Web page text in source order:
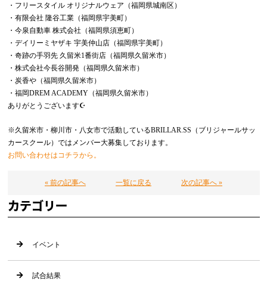
・フリースタイル オリジナルウェア（福岡県城南区）
・有限会社 隆谷工業（福岡県宇美町）
・今泉自動車 株式会社（福岡県須恵町）
・デイリーミヤザキ 宇美仲山店（福岡県宇美町）
・奇跡の手羽先 久留米1番街店（福岡県久留米市）
・株式会社今長谷開発（福岡県久留米市）
・炭香や（福岡県久留米市）
・福岡DREM ACADEMY（福岡県久留米市）
ありがとうございます☪️
※久留米市・柳川市・八女市で活動しているBRILLAR.SS（ブリジャールサッ
カースクール）ではメンバー大募集しております。
お問い合わせはコチラから。
« 前の記事へ 一覧に戻る 次の記事へ »
カテゴリー
イベント
試合結果